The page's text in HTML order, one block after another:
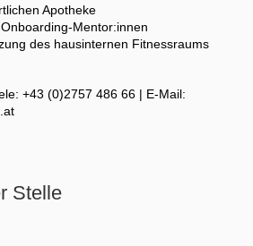
Apotheke
Mentor:innen
des hausinternen Fitnessraums
+43 (0)2757 486 66 | E-Mail:
Stelle